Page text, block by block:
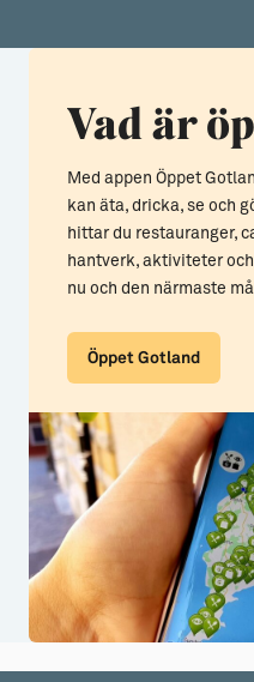
Vad är
Med appen Öppet
kan äta, dricka, se och
hittar du restauranger,
hantverk, aktiviteter
nu och den närmaste
Öppet Gotland